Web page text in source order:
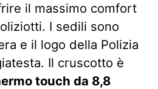
il massimo comfort
I sedili sono
e il logo della Polizia
Il cruscotto è
touch da 8,8